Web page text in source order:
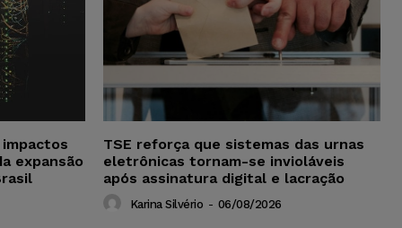
expansão
TSE reforça que sistemas das urnas
eletrônicas tornam-se invioláveis
após assinatura digital e lacração
Karina Silvério - 06/08/2026